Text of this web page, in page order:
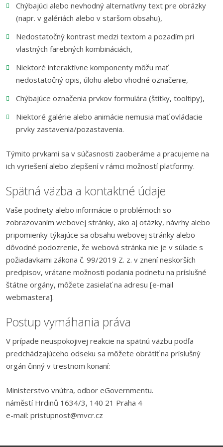
Chýbajúci alebo nevhodný alternatívny text pre obrázky
(napr. v galériách alebo v staršom obsahu),
Nedostatočný kontrast medzi textom a pozadím pri
vlastných farebných kombináciách,
Niektoré interaktívne komponenty môžu mať
nedostatočný opis, úlohu alebo vhodné označenie,
Chýbajúce označenia prvkov formulára (štítky, tooltipy),
Niektoré galérie alebo animácie nemusia mať ovládacie
prvky zastavenia/pozastavenia.
Týmito prvkami sa v súčasnosti zaoberáme a pracujeme na
ich vyriešení alebo zlepšení v rámci možností platformy.
Spätná väzba a kontaktné údaje
Vaše podnety alebo informácie o problémoch so
zobrazovaním webovej stránky, ako aj otázky, návrhy alebo
pripomienky týkajúce sa obsahu webovej stránky alebo
dôvodné podozrenie, že webová stránka nie je v súlade s
požiadavkami zákona č. 99/2019 Z. z. v znení neskorších
predpisov, vrátane možnosti podania podnetu na príslušné
štátne orgány, môžete zasielať na adresu [e-mail
webmastera].
Postup vymáhania práva
V prípade neuspokojivej reakcie na spätnú väzbu podľa
predchádzajúceho odseku sa môžete obrátiť na príslušný
orgán činný v trestnom konaní:
Ministerstvo vnútra, odbor eGovernmentu.
náměstí Hrdinů 1634/3, 140 21 Praha 4
e-mail: pristupnost@mvcr.cz